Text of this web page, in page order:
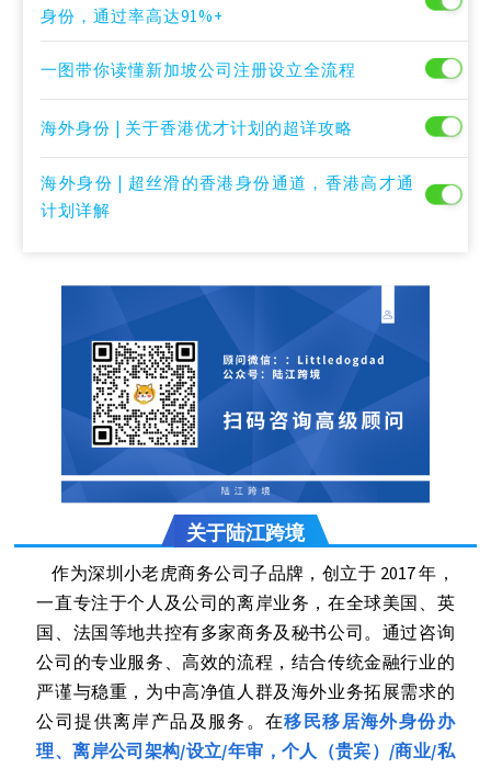
身份，通过率高达91%+
一图带你读懂新加坡公司注册设立全流程
海外身份 | 关于香港优才计划的超详攻略
海外身份 | 超丝滑的香港身份通道，香港高才通
计划详解
关于陆江跨境
作为深圳小老虎商务公司子品牌，创立于 2017 年，
一直专注于个人及公司的离岸业务，在全球美国、英
国、法国等地共控有多家商务及秘书公司。通过咨询
公司的专业服务、高效的流程，结合传统金融行业的
严谨与稳重，为中高净值人群及海外业务拓展需求的
公司提供离岸产品及服务。在移民移居海外身份办
理、离岸公司架构/设立/年审，个人（贵宾）/商业/私